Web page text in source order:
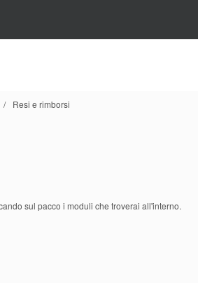
Resi e rimborsi
sul pacco i moduli che troverai all'interno.